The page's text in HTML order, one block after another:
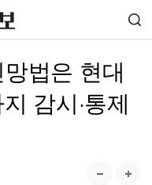
법은 현대
감시·통제